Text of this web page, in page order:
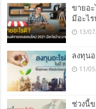
ขายอะ
มีอะไร
13/
ลงทุนอ
11/
ช่วงนี้